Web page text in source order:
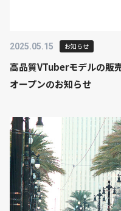
2025.05.15 お知らせ
高品質VTuberモデルの販
オープンのお知らせ